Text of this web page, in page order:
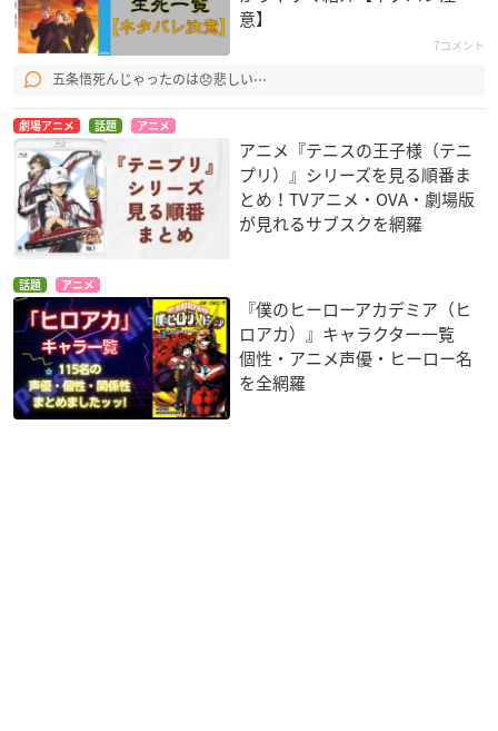
意】
7コメント
五条悟死んじゃったのは😞悲しい⋯
劇場アニメ 話題 アニメ
アニメ『テニスの王子様（テニ
プリ）』シリーズを見る順番ま
とめ！TVアニメ・OVA・劇場版
が見れるサブスクを網羅
話題 アニメ
『僕のヒーローアカデミア（ヒ
ロアカ）』キャラクター一覧
個性・アニメ声優・ヒーロー名
を全網羅